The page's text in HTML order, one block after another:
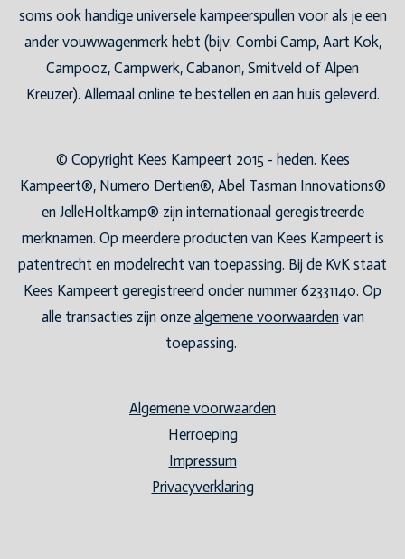
soms ook handige universele kampeerspullen voor als je een
ander vouwwagenmerk hebt (bijv. Combi Camp, Aart Kok,
Campooz, Campwerk, Cabanon, Smitveld of Alpen
Kreuzer). Allemaal online te bestellen en aan huis geleverd.
© Copyright Kees Kampeert 2015 - heden. Kees
Kampeert®, Numero Dertien®, Abel Tasman Innovations®
en JelleHoltkamp® zijn internationaal geregistreerde
merknamen. Op meerdere producten van Kees Kampeert is
patentrecht en modelrecht van toepassing. Bij de KvK staat
Kees Kampeert geregistreerd onder nummer 62331140. Op
alle transacties zijn onze algemene voorwaarden van
toepassing.
Algemene voorwaarden
Herroeping
Impressum
Privacyverklaring